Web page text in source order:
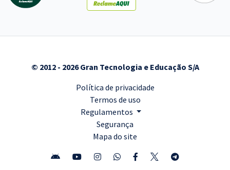
© 2012 - 2026 Gran Tecnologia e Educação S/A
Política de privacidade
Termos de uso
Regulamentos
Segurança
Mapa do site